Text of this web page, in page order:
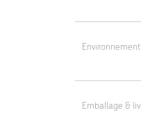
150 kg (21 kg
Matériau : acier
Emballage &